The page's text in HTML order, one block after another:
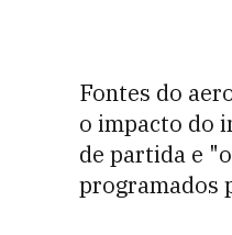
Fontes do
o impacto do
de partida e
programados